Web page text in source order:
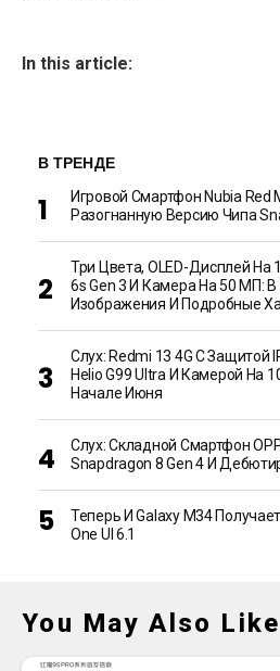
In this article:
В ТРЕНДЕ
Игровой Смартфон Nubia Red
Разогнанную Версию Чипа
Три Цвета, OLED-Дисплей На
6s Gen 3 И Камера На 50 МП:
Изображения И Подробные
Слух: Redmi 13 4G С Защитой
Helio G99 Ultra И Камерой На
Начале Июня
Слух: Складной Смартфон
Snapdragon 8 Gen 4 И
Теперь И Galaxy M34
One UI 6.1
You May Also Like